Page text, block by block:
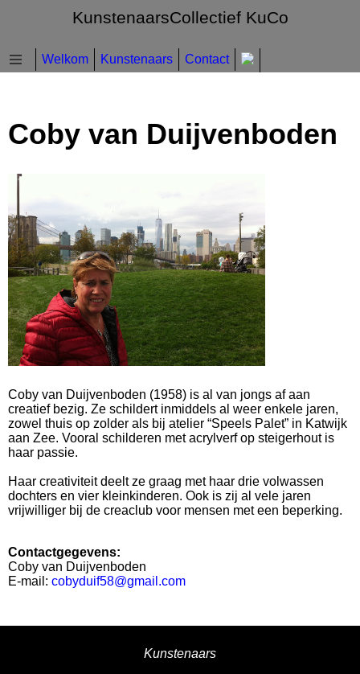
KunstenaarsCollectief KuCo
Welkom Kunstenaars Contact
Coby van Duijvenboden
Coby van Duijvenboden (1958) is al van jongs af aan
creatief bezig. Ze schildert inmiddels al weer enkele jaren,
zowel thuis op zolder als bij atelier “Speels Palet” in Katwijk
aan Zee. Vooral schilderen met acrylverf op steigerhout is
haar passie.
Haar creativiteit deelt ze graag met haar drie volwassen
dochters en vier kleinkinderen. Ook is zij al vele jaren
vrijwilliger bij de creaclub voor mensen met een beperking.
Contactgegevens:
Coby van Duijvenboden
E-mail: cobyduif58@gmail.com
Kunstenaars